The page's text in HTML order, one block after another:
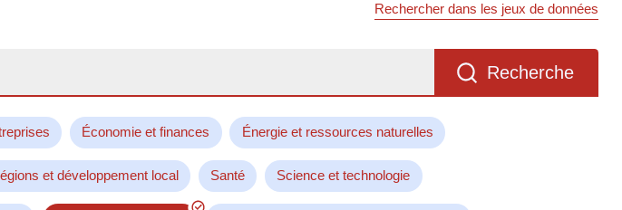
Rechercher dans les jeux de données
Recherche
Économie et finances Énergie et ressources naturelles
et développement local Santé Science et technologie